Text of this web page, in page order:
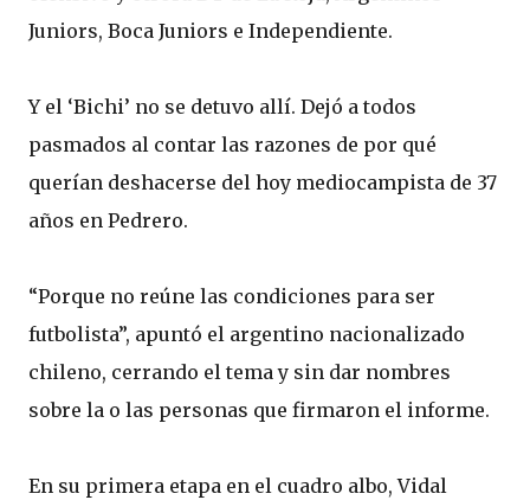
Juniors, Boca Juniors e Independiente.
Y el ‘Bichi’ no se detuvo allí. Dejó a todos
pasmados al contar las razones de por qué
querían deshacerse del hoy mediocampista de 37
años en Pedrero.
“Porque no reúne las condiciones para ser
futbolista”, apuntó el argentino nacionalizado
chileno, cerrando el tema y sin dar nombres
sobre la o las personas que firmaron el informe.
En su primera etapa en el cuadro albo, Vidal